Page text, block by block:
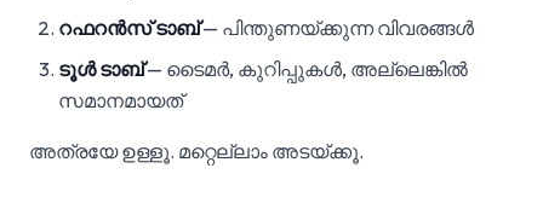
റഫറൻസ് ടാബ്— പിന്തുണയ്ക്കുന്ന വിവരങ്ങൾ
ടൂൾ ടാബ്— ടൈമർ, കുറിപ്പുകൾ, അല്ലെങ്കിൽ
സമാനമായത്
അത്രയേ ഉള്ളൂ. മറ്റെല്ലാം അടയ്ക്കൂ.